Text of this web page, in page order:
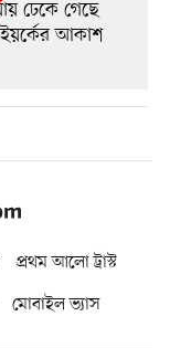
প্রথম আলো ট্রাস্ট
মোবাইল ভ্যাস